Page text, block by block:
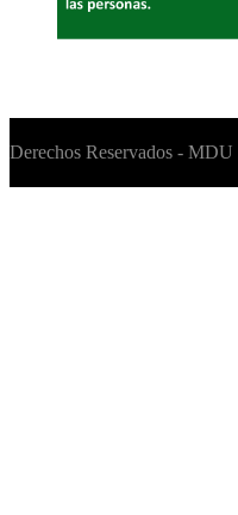
Derechos Reservados -